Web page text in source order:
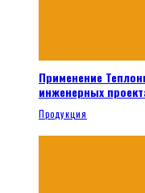
Применение
инженерных
Продукция